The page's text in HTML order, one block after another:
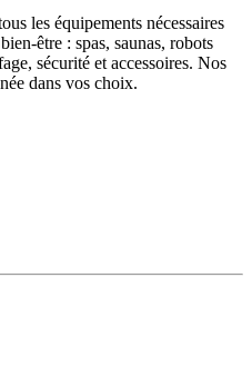
les équipements nécessaires
être : spas, saunas, robots
sécurité et accessoires. Nos
dans vos choix.